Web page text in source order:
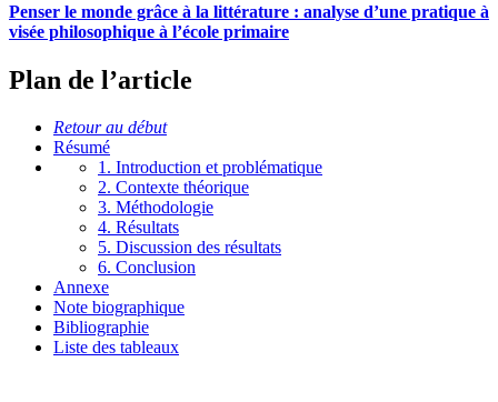
Penser le monde grâce à la littérature : analyse d’une pratique à
visée philosophique à l’école primaire
Plan de l’article
Retour au début
Résumé
1. Introduction et problématique
2. Contexte théorique
3. Méthodologie
4. Résultats
5. Discussion des résultats
6. Conclusion
Annexe
Note biographique
Bibliographie
Liste des tableaux